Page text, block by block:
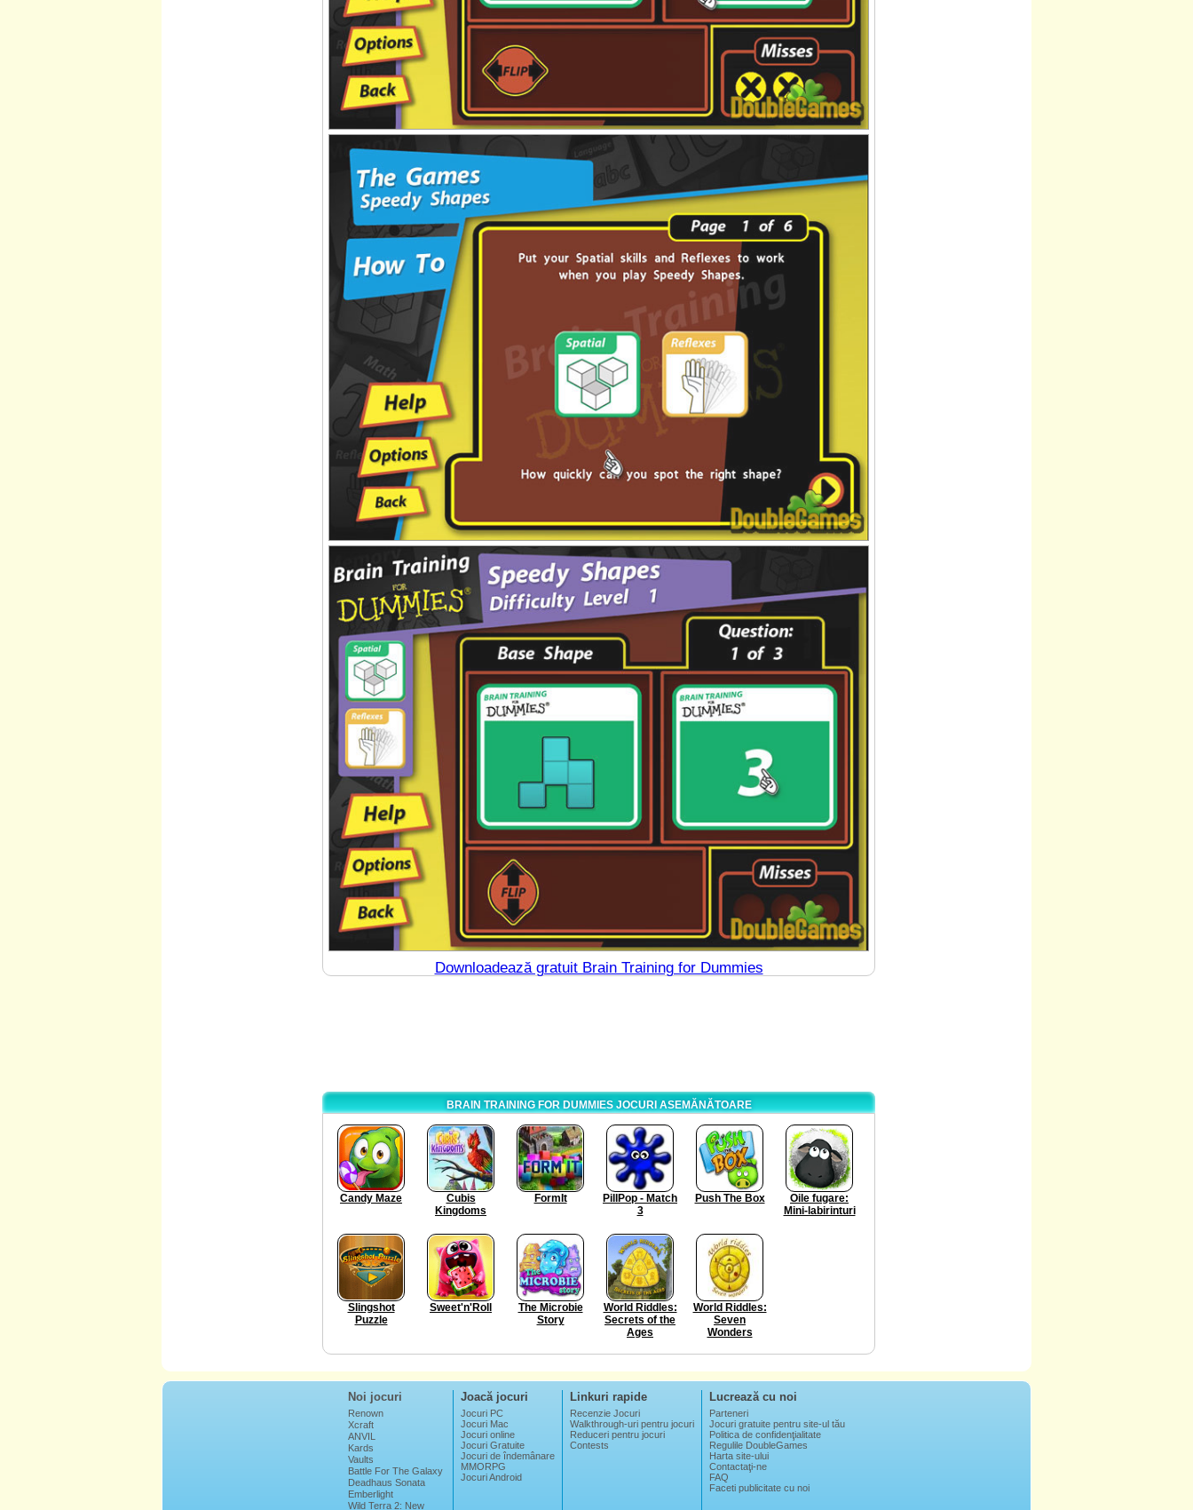
Downloadează gratuit Brain Training for Dummies
BRAIN TRAINING FOR DUMMIES JOCURI ASEMĂNĂTOARE
Candy Maze
Cubis
Kingdoms
FormIt
PillPop - Match
3
Push The Box
Oile fugare:
Mini-labirinturi
Slingshot
Puzzle
Sweet'n'Roll
The Microbie
Story
World Riddles:
Secrets of the
Ages
World Riddles:
Seven
Wonders
Noi jocuri
Renown
Xcraft
ANVIL
Kards
Vaults
Battle For The Galaxy
Deadhaus Sonata
Emberlight
Wild Terra 2: New
Joacă jocuri
Jocuri PC
Jocuri Mac
Jocuri online
Jocuri Gratuite
Jocuri de îndemânare
MMORPG
Jocuri Android
Linkuri rapide
Recenzie Jocuri
Walkthrough-uri pentru jocuri
Reduceri pentru jocuri
Contests
Lucrează cu noi
Parteneri
Jocuri gratuite pentru site-ul tău
Politica de confidenţialitate
Regulile DoubleGames
Harta site-ului
Contactaţi-ne
FAQ
Faceti publicitate cu noi